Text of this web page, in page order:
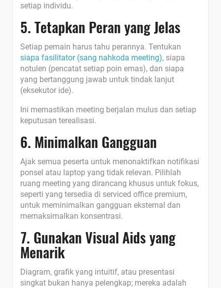
setiap individu.
5. Tetapkan Peran yang Jelas
Setiap pemain harus tahu perannya. Tentukan
siapa fasilitator (sang nahkoda meeting), siapa
notulen (pencatat setiap poin emas), dan siapa
yang bertanggung jawab untuk tindak lanjut
(eksekutor ide).
Ini memastikan meeting berjalan mulus dan setiap
keputusan terealisasi.
6. Minimalkan Gangguan
Ajak semua peserta untuk menonaktifkan notifikasi
ponsel atau laptop yang tidak relevan. Pilihlah
ruang meeting yang dirancang khusus untuk fokus,
seperti yang tersedia di serviced office premium,
untuk meminimalkan gangguan eksternal dan
memaksimalkan konsentrasi.
7. Gunakan Visual Aids yang
Menarik
Diagram, grafik yang intuitif, atau presentasi
singkat bukan hanya pelengkap; mereka adalah